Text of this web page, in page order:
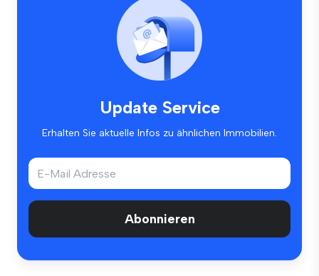
Update Service
Erhalten Sie aktuelle Infos zu ähnlichen Immobilien.
Abonnieren